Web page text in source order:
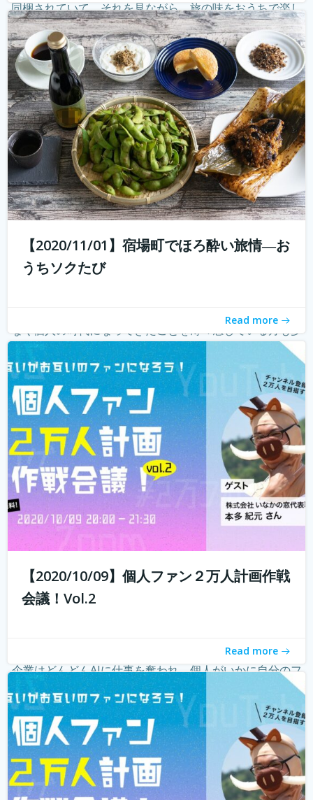
同梱されていて、それを見ながら、旅の味をおうちで楽し
む。そしてオンラインでつないで、旅のナビゲーターから
現地案内。 その11月1日開催...続きを読む
【2020/11/01】宿場町でほろ酔い旅情―お
うちソクたび
Read more
youtuberやインスタグラマーという職業が現れ、組織では
なく個人の時代になってきたことを薄々感じている方も多
いのではないでしょうか？ 企業はどんどんAIに仕事を奪わ
れ、個人がいかに自...続きを読む
【2020/10/09】個人ファン２万人計画作戦
会議！Vol.2
Read more
たことを薄々感じている方も多いのではないでしょうか？
企業はどんどんAIに仕事を奪われ、個人がいかに自分のフ
ァンを増やしていく...